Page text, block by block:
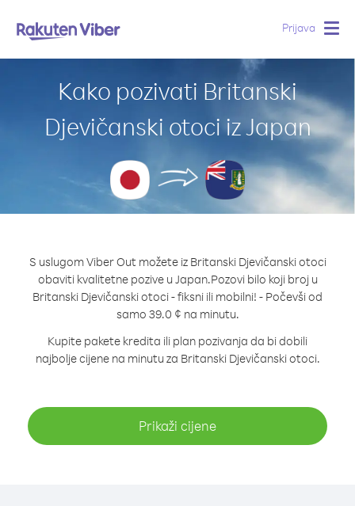
Prijava
Kako pozivati Britanski
Djevičanski otoci iz Japan
S uslugom Viber Out možete iz Britanski Djevičanski otoci
obaviti kvalitetne pozive u Japan.Pozovi bilo koji broj u
Britanski Djevičanski otoci - fiksni ili mobilni! - Počevši od
samo 39.0 ¢ na minutu.
Kupite pakete kredita ili plan pozivanja da bi dobili
najbolje cijene na minutu za Britanski Djevičanski otoci.
Prikaži cijene